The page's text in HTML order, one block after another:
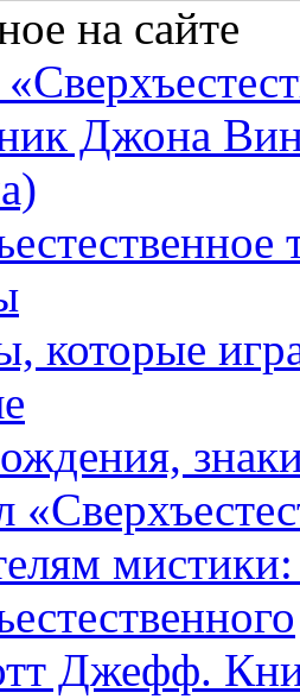
на сайте
Джона
которые
Джефф.